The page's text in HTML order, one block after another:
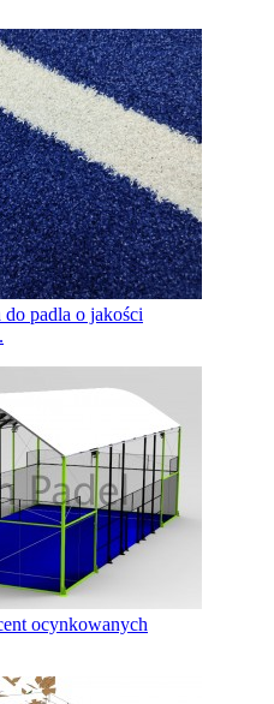
padla o jakości
ocynkowanych